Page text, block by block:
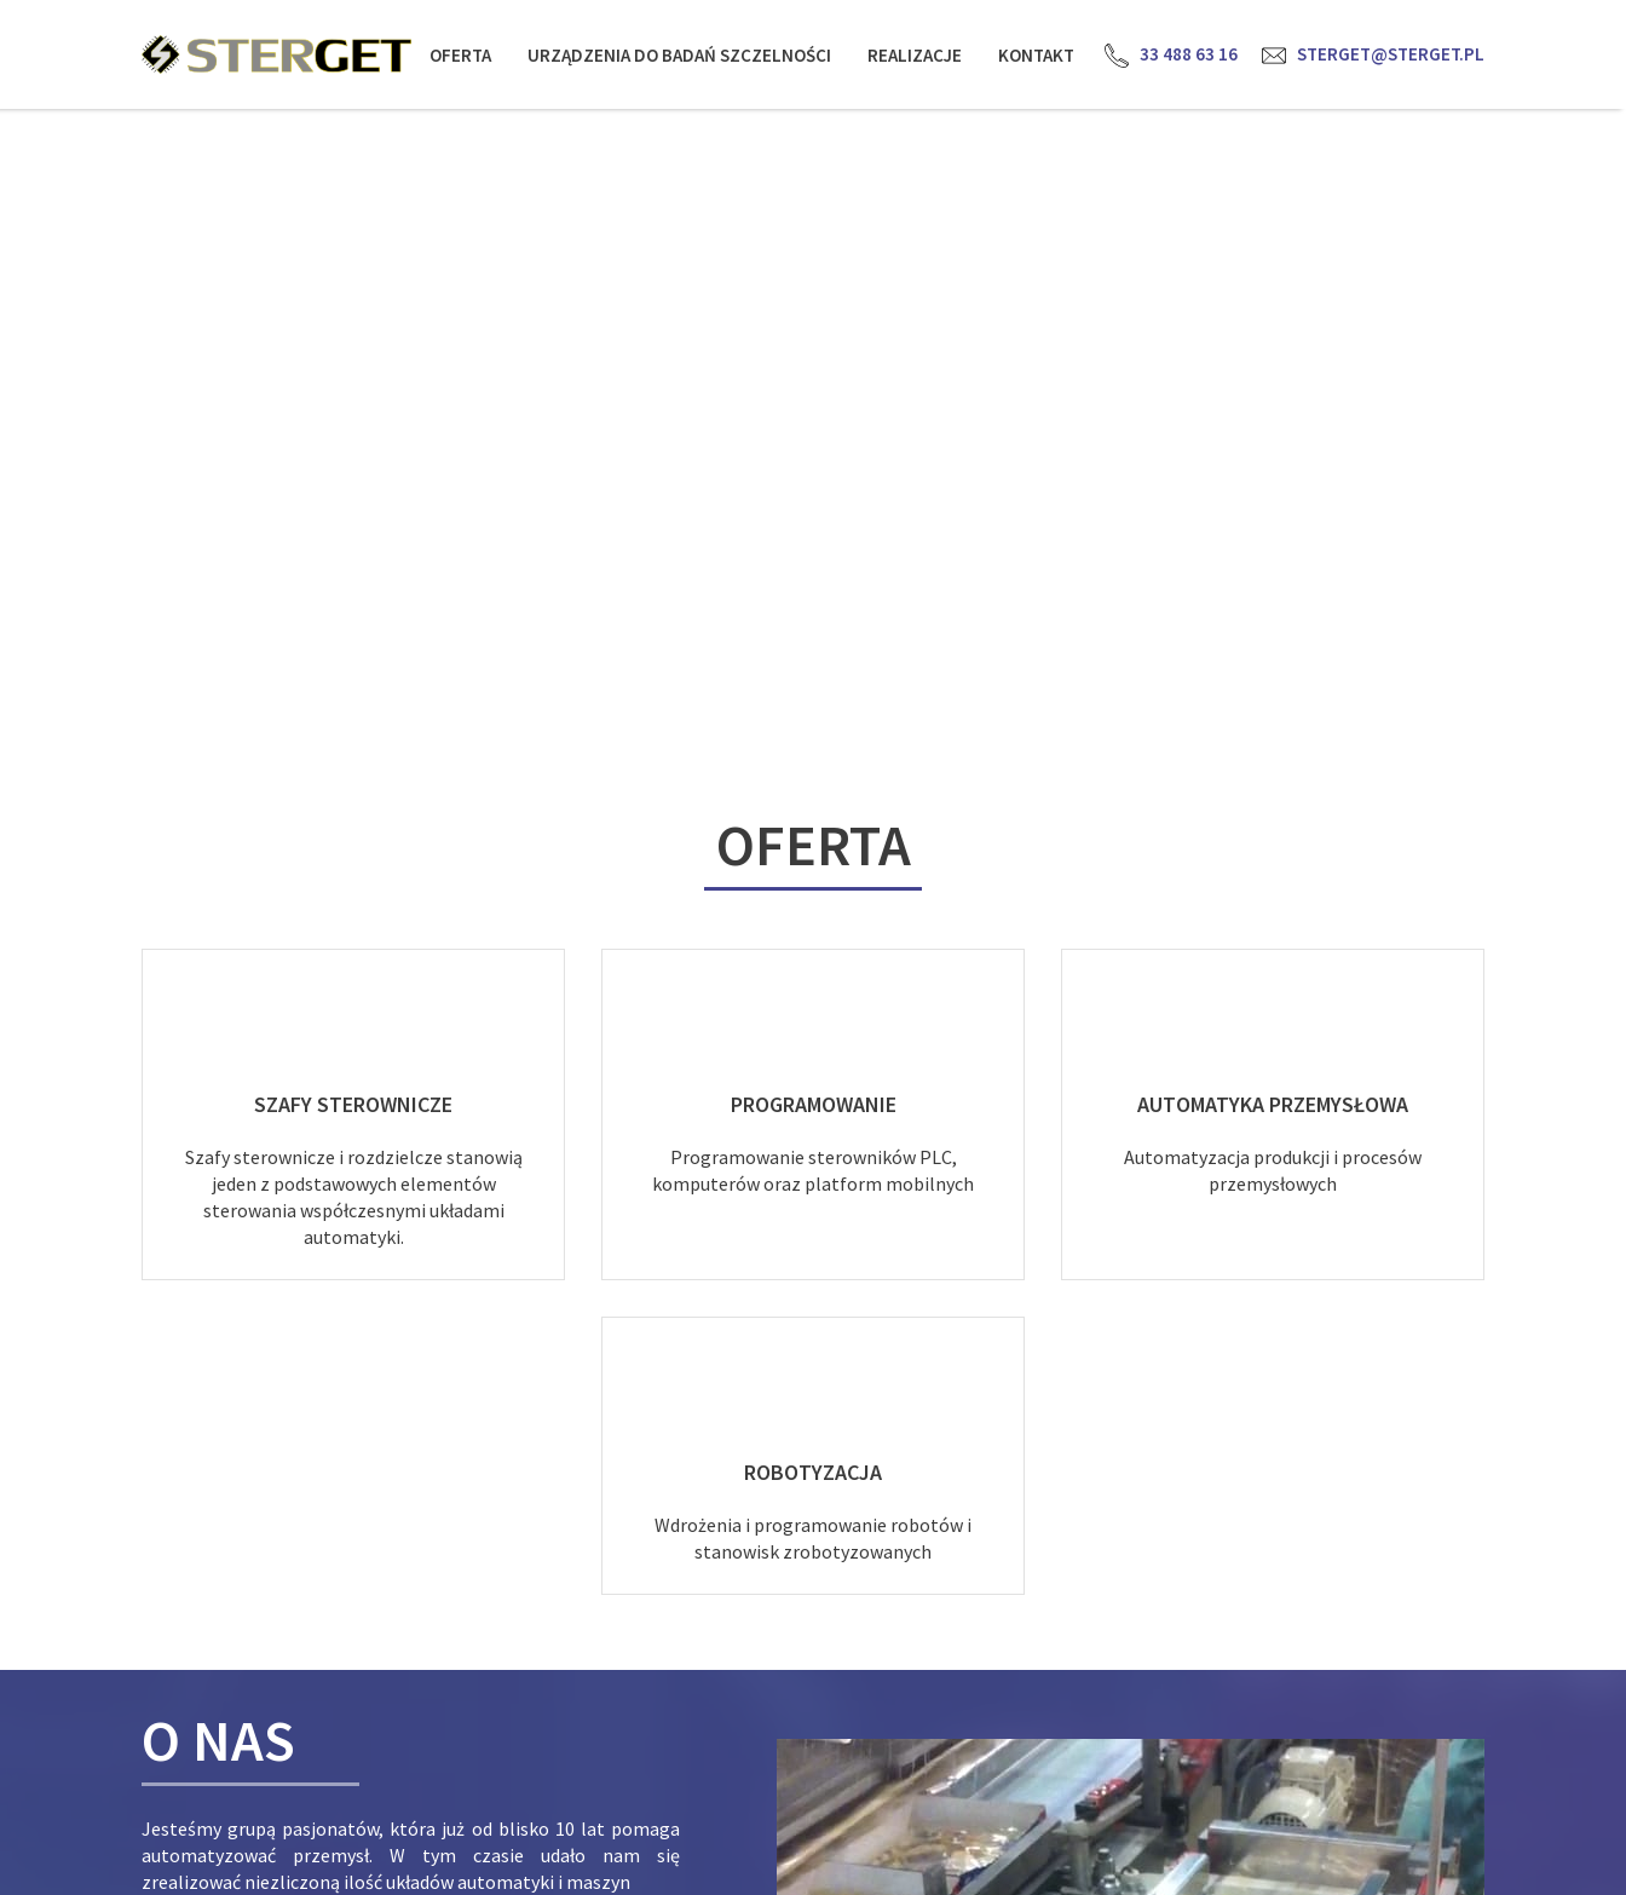
OFERTA URZĄDZENIA DO BADAŃ SZCZELNOŚCI REALIZACJE KONTAKT 33 488 63 16 STERGET@STERGET.PL
OFERTA
SZAFY STEROWNICZE
Szafy sterownicze i rozdzielcze stanowią
jeden z podstawowych elementów
sterowania współczesnymi układami
automatyki.
PROGRAMOWANIE
Programowanie sterowników PLC,
komputerów oraz platform mobilnych
AUTOMATYKA PRZEMYSŁOWA
Automatyzacja produkcji i procesów
przemysłowych
ROBOTYZACJA
Wdrożenia i programowanie robotów i
stanowisk zrobotyzowanych
O NAS
Jesteśmy grupą pasjonatów, która już od blisko 10 lat pomaga
automatyzować przemysł. W tym czasie udało nam się
zrealizować niezliczoną ilość układów automatyki i maszyn